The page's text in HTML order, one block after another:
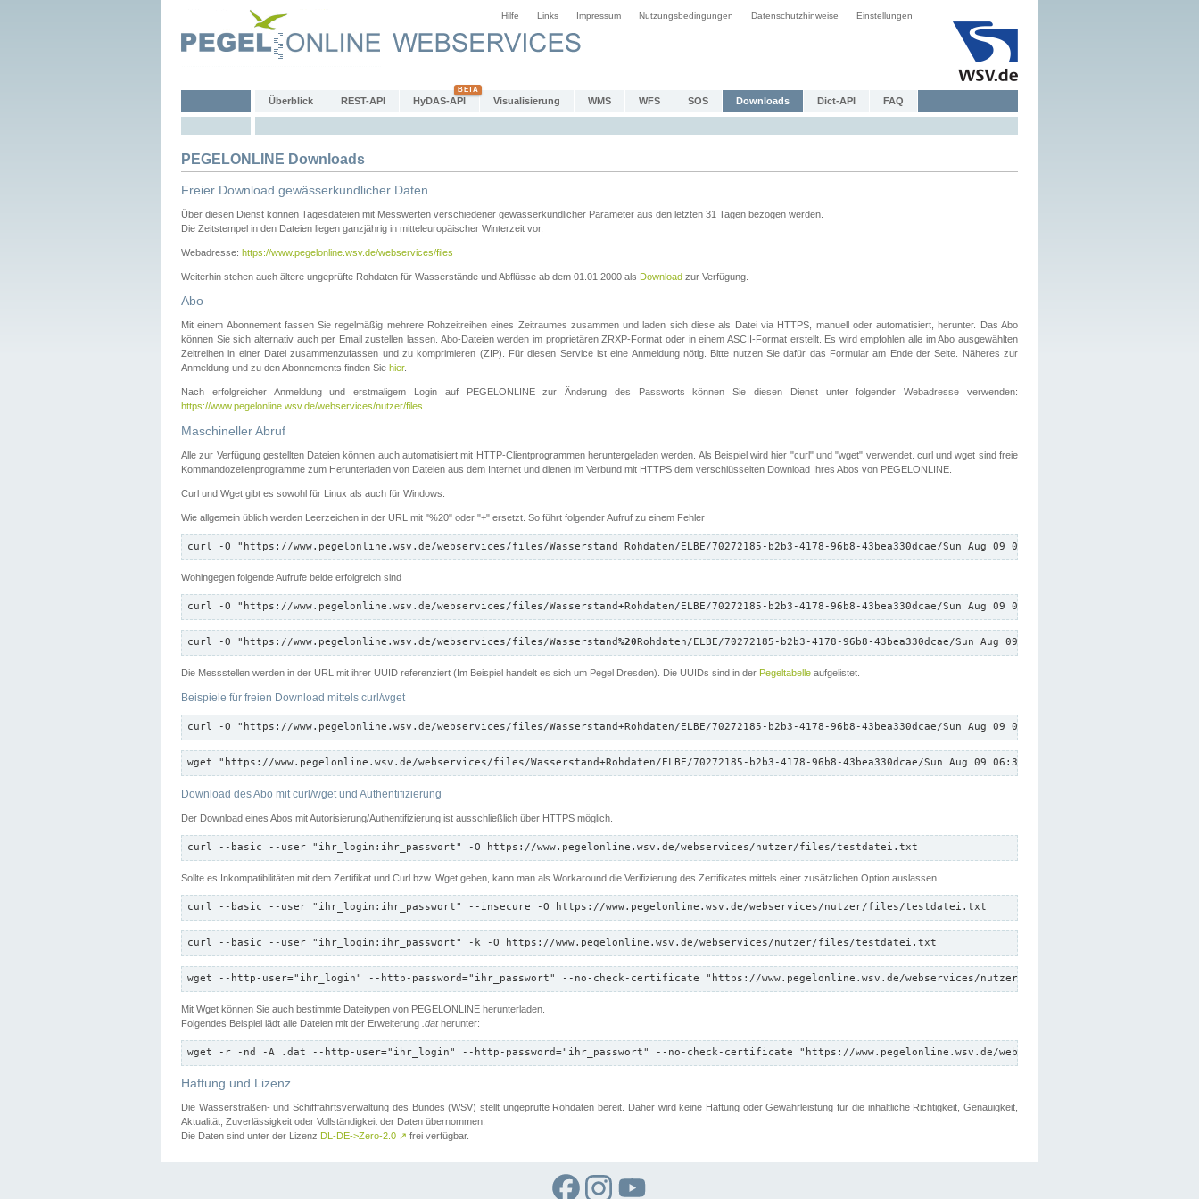
Hilfe Links Impressum Nutzungsbedingungen Datenschutzhinweise Einstellungen
Überblick REST-API HyDAS-API Visualisierung WMS WFS SOS Downloads Dict-API FAQ
PEGELONLINE Downloads
Freier Download gewässerkundlicher Daten
Über diesen Dienst können Tagesdateien mit Messwerten verschiedener gewässerkundlicher Parameter aus den letzten 31 Tagen bezogen werden.
Die Zeitstempel in den Dateien liegen ganzjährig in mitteleuropäischer Winterzeit vor.
Webadresse: https://www.pegelonline.wsv.de/webservices/files
Weiterhin stehen auch ältere ungeprüfte Rohdaten für Wasserstände und Abflüsse ab dem 01.01.2000 als Download zur Verfügung.
Abo
Mit einem Abonnement fassen Sie regelmäßig mehrere Rohzeitreihen eines Zeitraumes zusammen und laden sich diese als Datei via HTTPS, manuell oder automatisiert, herunter. Das Abo
können Sie sich alternativ auch per Email zustellen lassen. Abo-Dateien werden im proprietären ZRXP-Format oder in einem ASCII-Format erstellt. Es wird empfohlen alle im Abo ausgewählten
Zeitreihen in einer Datei zusammenzufassen und zu komprimieren (ZIP). Für diesen Service ist eine Anmeldung nötig. Bitte nutzen Sie dafür das Formular am Ende der Seite. Näheres zur
Anmeldung und zu den Abonnements finden Sie hier.
Nach erfolgreicher Anmeldung und erstmaligem Login auf PEGELONLINE zur Änderung des Passworts können Sie diesen Dienst unter folgender Webadresse verwenden:
https://www.pegelonline.wsv.de/webservices/nutzer/files
Maschineller Abruf
Alle zur Verfügung gestellten Dateien können auch automatisiert mit HTTP-Clientprogrammen heruntergeladen werden. Als Beispiel wird hier "curl" und "wget" verwendet. curl und wget sind freie
Kommandozeilenprogramme zum Herunterladen von Dateien aus dem Internet und dienen im Verbund mit HTTPS dem verschlüsselten Download Ihres Abos von PEGELONLINE.
Curl und Wget gibt es sowohl für Linux als auch für Windows.
Wie allgemein üblich werden Leerzeichen in der URL mit "%20" oder "+" ersetzt. So führt folgender Aufruf zu einem Fehler
curl -O "https://www.pegelonline.wsv.de/webservices/files/Wasserstand Rohdaten/ELBE/70272185-b2b3-4178-96b8-43bea330dcae/Sun Aug 09 06:34:26 CEST 2026/down.txt"
Wohingegen folgende Aufrufe beide erfolgreich sind
curl -O "https://www.pegelonline.wsv.de/webservices/files/Wasserstand+Rohdaten/ELBE/70272185-b2b3-4178-96b8-43bea330dcae/Sun Aug 09 06:34:26 CEST 2026/down.txt"
curl -O "https://www.pegelonline.wsv.de/webservices/files/Wasserstand%20Rohdaten/ELBE/70272185-b2b3-4178-96b8-43bea330dcae/Sun Aug 09 06:34:26 CEST 2026/down.txt"
Die Messstellen werden in der URL mit ihrer UUID referenziert (Im Beispiel handelt es sich um Pegel Dresden). Die UUIDs sind in der Pegeltabelle aufgelistet.
Beispiele für freien Download mittels curl/wget
curl -O "https://www.pegelonline.wsv.de/webservices/files/Wasserstand+Rohdaten/ELBE/70272185-b2b3-4178-96b8-43bea330dcae/Sun Aug 09 06:34:26 CEST 2026/down.txt"
wget "https://www.pegelonline.wsv.de/webservices/files/Wasserstand+Rohdaten/ELBE/70272185-b2b3-4178-96b8-43bea330dcae/Sun Aug 09 06:34:26 CEST 2026/down.txt"
Download des Abo mit curl/wget und Authentifizierung
Der Download eines Abos mit Autorisierung/Authentifizierung ist ausschließlich über HTTPS möglich.
curl --basic --user "ihr_login:ihr_passwort" -O https://www.pegelonline.wsv.de/webservices/nutzer/files/testdatei.txt
Sollte es Inkompatibilitäten mit dem Zertifikat und Curl bzw. Wget geben, kann man als Workaround die Verifizierung des Zertifikates mittels einer zusätzlichen Option auslassen.
curl --basic --user "ihr_login:ihr_passwort" --insecure -O https://www.pegelonline.wsv.de/webservices/nutzer/files/testdatei.txt
curl --basic --user "ihr_login:ihr_passwort" -k -O https://www.pegelonline.wsv.de/webservices/nutzer/files/testdatei.txt
wget --http-user="ihr_login" --http-password="ihr_passwort" --no-check-certificate "https://www.pegelonline.wsv.de/webservices/nutzer/files/testdatei.txt"
Mit Wget können Sie auch bestimmte Dateitypen von PEGELONLINE herunterladen.
Folgendes Beispiel lädt alle Dateien mit der Erweiterung .datherunter:
wget -r -nd -A .dat --http-user="ihr_login" --http-password="ihr_passwort" --no-check-certificate "https://www.pegelonline.wsv.de/webservices/nutzer/files"
Haftung und Lizenz
Die Wasserstraßen- und Schifffahrtsverwaltung des Bundes (WSV) stellt ungeprüfte Rohdaten bereit. Daher wird keine Haftung oder Gewährleistung für die inhaltliche Richtigkeit, Genauigkeit,
Aktualität, Zuverlässigkeit oder Vollständigkeit der Daten übernommen.
Die Daten sind unter der Lizenz DL-DE->Zero-2.0 ↗ frei verfügbar.